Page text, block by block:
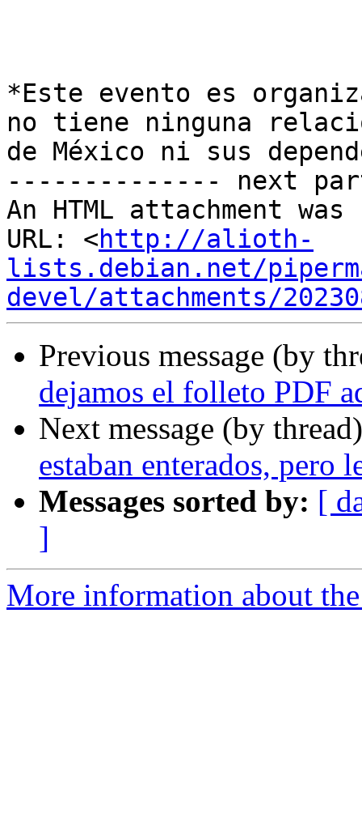
*Este evento es
no tiene ninguna
de México ni sus
-------------- next
An HTML attachment
URL: <http://alioth-
lists.debian.net/
devel/attachments/
Previous message (by
dejamos el folleto PDF
Next message (by
estaban enterados, pero
Messages sorted by: [
]
More information about